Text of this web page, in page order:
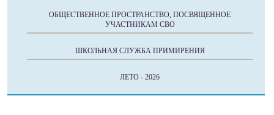
ОБЩЕСТВЕННОЕ ПРОСТРАНСТВО, ПОСВЯЩЕННОЕ
УЧАСТНИКАМ СВО
ШКОЛЬНАЯ СЛУЖБА ПРИМИРЕНИЯ
ЛЕТО - 2026